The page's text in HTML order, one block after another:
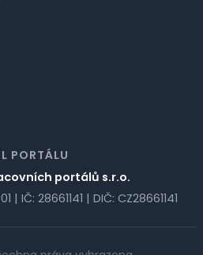
PORTÁLU
portálů s.r.o.
| IČ: 28661141 | DIČ: CZ28661141